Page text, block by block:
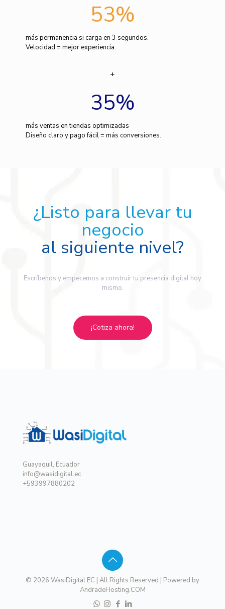
53%
más permanencia si carga en 3 segundos.
Velocidad = mejor experiencia.
35%
más ventas en tiendas optimizadas
Diseño claro y pago fácil = más conversiones.
¿Listo para llevar tu
negocio
al siguiente nivel?
Escríbenos y empecemos a construir tu presencia digital hoy
mismo.
¡Cotiza ahora!
Guayaquil, Ecuador
info@wasidigital.ec
+593997880202
© 2026 WasiDigital.EC | All Rights Reserved | Powered by
AndradeHosting.COM